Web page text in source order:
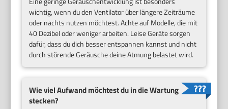
wichtig, wenn du den Ventilator über längere Zeiträume
oder nachts nutzen möchtest. Achte auf Modelle, die mit
40 Dezibel oder weniger arbeiten. Leise Geräte sorgen
dafür, dass du dich besser entspannen kannst und nicht
durch störende Geräusche deine Atmung belastet wird.
Wie viel Aufwand möchtest du in die Wartung
stecken?